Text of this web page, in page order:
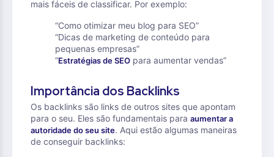
mais fáceis de classificar. Por exemplo:
“Como otimizar meu blog para SEO”
“Dicas de marketing de conteúdo para
pequenas empresas”
“Estratégias de SEO para aumentar vendas”
Importância dos Backlinks
Os backlinks são links de outros sites que apontam
para o seu. Eles são fundamentais para aumentar a
autoridade do seu site. Aqui estão algumas maneiras
de conseguir backlinks: